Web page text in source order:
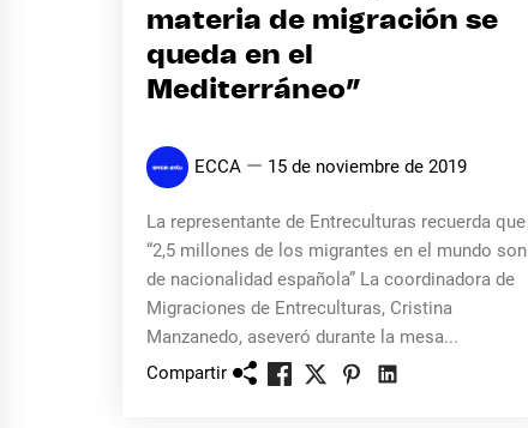
materia de migración se
queda en el
Mediterráneo”
ECCA 15 de noviembre de 2019
La representante de Entreculturas recuerda que
“2,5 millones de los migrantes en el mundo son
de nacionalidad española” La coordinadora de
Migraciones de Entreculturas, Cristina
Manzanedo, aseveró durante la mesa...
Compartir